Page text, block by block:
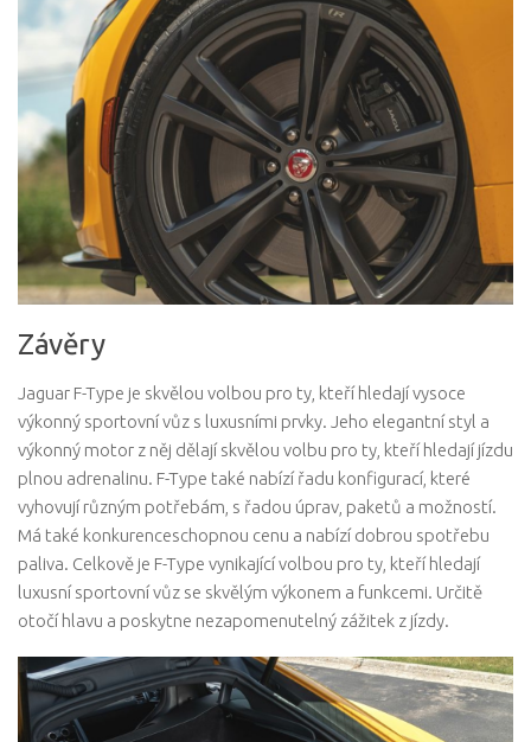
Závěry
Jaguar F-Type je skvělou volbou pro ty, kteří hledají vysoce
výkonný sportovní vůz s luxusními prvky. Jeho elegantní styl a
výkonný motor z něj dělají skvělou volbu pro ty, kteří hledají jízdu
plnou adrenalinu. F-Type také nabízí řadu konfigurací, které
vyhovují různým potřebám, s řadou úprav, paketů a možností.
Má také konkurenceschopnou cenu a nabízí dobrou spotřebu
paliva. Celkově je F-Type vynikající volbou pro ty, kteří hledají
luxusní sportovní vůz se skvělým výkonem a funkcemi. Určitě
otočí hlavu a poskytne nezapomenutelný zážitek z jízdy.